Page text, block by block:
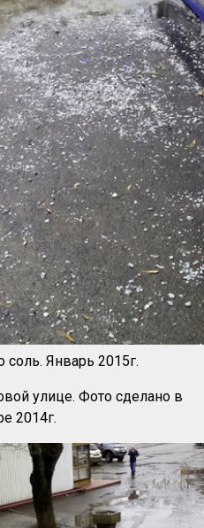
соль. Январь 2015г.
улице. Фото сделано в
2014г.